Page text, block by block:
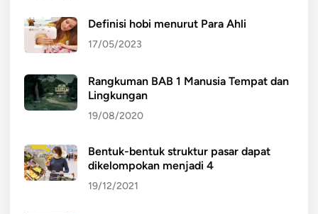
Definisi hobi menurut Para Ahli
17/05/2023
Rangkuman BAB 1 Manusia Tempat dan
Lingkungan
19/08/2020
Bentuk-bentuk struktur pasar dapat
dikelompokan menjadi 4
19/12/2021